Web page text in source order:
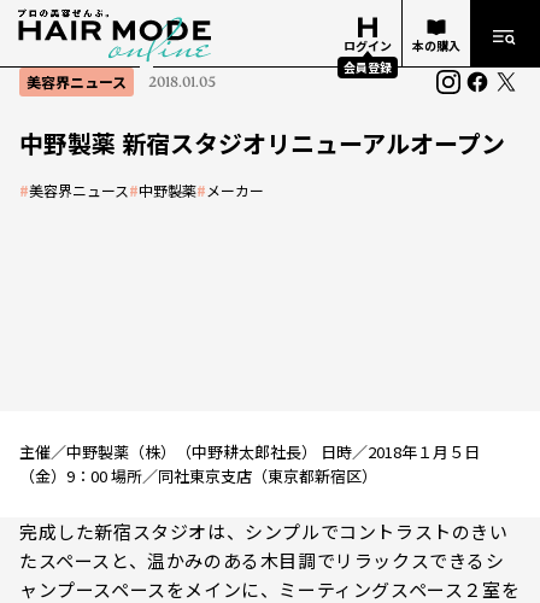
ログイン
会員登録
本の購入
美容界ニュース 2018.01.05
中野製薬 新宿スタジオリニューアルオープン
#美容界ニュース#中野製薬# メーカー
主催／中野製薬（株）（中野耕太郎社長） 日時／2018年１月５日
（金）9：00 場所／同社東京支店（東京都新宿区）
完成した新宿スタジオは、シンプルでコントラストのきい
たスペースと、温かみのある木目調でリラックスできるシ
ャンプースペースをメインに、ミーティングスペース２室を